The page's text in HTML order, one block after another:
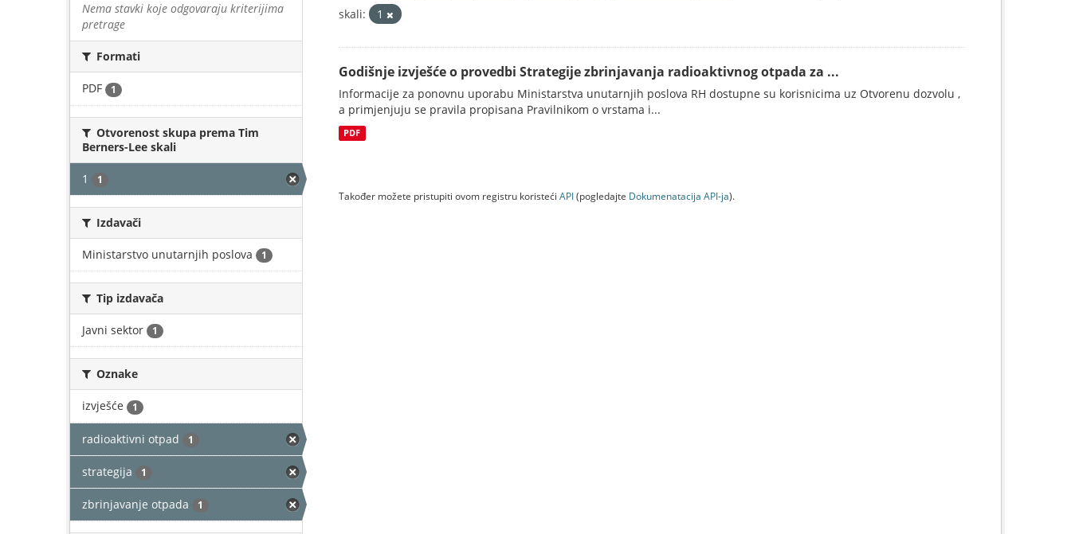
Nema stavki koje odgovaraju kriterijima
pretrage
Formati
PDF 1
Otvorenost skupa prema Tim
Berners-Lee skali
1 1
Izdavači
Ministarstvo unutarnjih poslova 1
Tip izdavača
Javni sektor 1
Oznake
izvješće 1
radioaktivni otpad 1
strategija 1
zbrinjavanje otpada 1
skali:
1
Godišnje izvješće o provedbi Strategije zbrinjavanja radioaktivnog otpada za ...
Informacije za ponovnu uporabu Ministarstva unutarnjih poslova RH dostupne su korisnicima uz Otvorenu dozvolu ,
a primjenjuju se pravila propisana Pravilnikom o vrstama i...
PDF
Također možete pristupiti ovom registru koristeći API(pogledajte Dokumenаtаcijа API-jа).